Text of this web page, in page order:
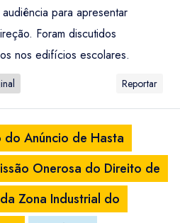
para apresentar
Foram discutidos
nos edifícios escolares.
Reportar
Anúncio de Hasta
Onerosa do Direito de
Zona Industrial do